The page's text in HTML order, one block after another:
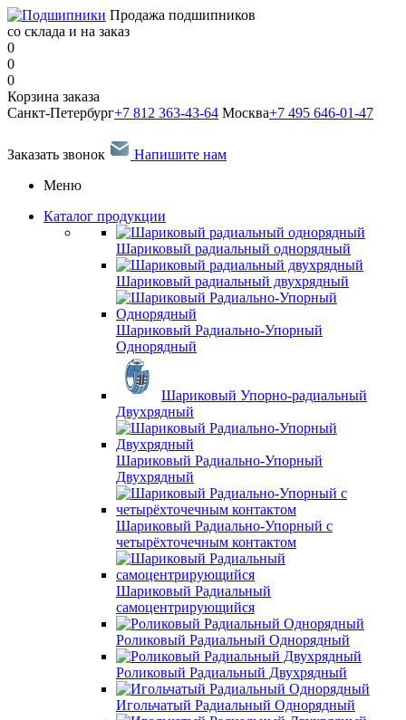
Продажа подшипников
со склада и на заказ
0
0
0
Корзина заказа
Санкт-Петербург+7 812 363-43-64 Москва+7 495 646-01-47
Заказать звонок
Напишите нам
Меню
Каталог продукции
Шариковый радиальный однорядный
Шариковый радиальный двухрядный
Шариковый Радиально-Упорный
Однорядный
Шариковый Упорно-радиальный
Двухрядный
Шариковый Радиально-Упорный
Двухрядный
Шариковый Радиально-Упорный с
четырёхточечным контактом
Шариковый Радиальный
самоцентрирующийся
Роликовый Радиальный Однорядный
Роликовый Радиальный Двухрядный
Игольчатый Радиальный Однорядный